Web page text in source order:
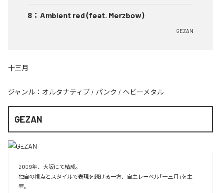
8 ： Ambient red (feat. Merzbow)
GEZAN
十三月
ジャンル： オルタナティブ / パンク / ヘビーメタル
GEZAN
2009年、大阪にて結成。
独自の視点とスタイルで表現を続ける一方、自主レーベル「十三月」を主
宰。